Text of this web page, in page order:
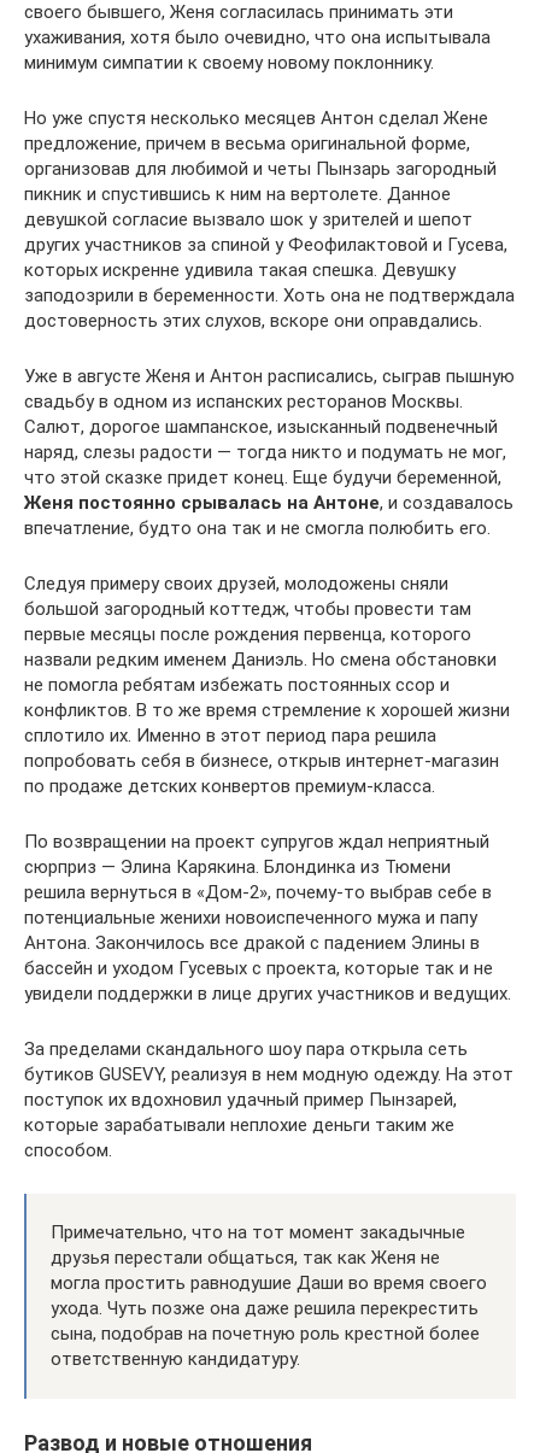
своего бывшего, Женя согласилась принимать эти
ухаживания, хотя было очевидно, что она испытывала
минимум симпатии к своему новому поклоннику.
Но уже спустя несколько месяцев Антон сделал Жене
предложение, причем в весьма оригинальной форме,
организовав для любимой и четы Пынзарь загородный
пикник и спустившись к ним на вертолете. Данное
девушкой согласие вызвало шок у зрителей и шепот
других участников за спиной у Феофилактовой и Гусева,
которых искренне удивила такая спешка. Девушку
заподозрили в беременности. Хоть она не подтверждала
достоверность этих слухов, вскоре они оправдались.
Уже в августе Женя и Антон расписались, сыграв пышную
свадьбу в одном из испанских ресторанов Москвы.
Салют, дорогое шампанское, изысканный подвенечный
наряд, слезы радости — тогда никто и подумать не мог,
что этой сказке придет конец. Еще будучи беременной,
Женя постоянно срывалась на Антоне, и создавалось
впечатление, будто она так и не смогла полюбить его.
Следуя примеру своих друзей, молодожены сняли
большой загородный коттедж, чтобы провести там
первые месяцы после рождения первенца, которого
назвали редким именем Даниэль. Но смена обстановки
не помогла ребятам избежать постоянных ссор и
конфликтов. В то же время стремление к хорошей жизни
сплотило их. Именно в этот период пара решила
попробовать себя в бизнесе, открыв интернет-магазин
по продаже детских конвертов премиум-класса.
По возвращении на проект супругов ждал неприятный
сюрприз — Элина Карякина. Блондинка из Тюмени
решила вернуться в «Дом-2», почему-то выбрав себе в
потенциальные женихи новоиспеченного мужа и папу
Антона. Закончилось все дракой с падением Элины в
бассейн и уходом Гусевых с проекта, которые так и не
увидели поддержки в лице других участников и ведущих.
За пределами скандального шоу пара открыла сеть
бутиков GUSEVY, реализуя в нем модную одежду. На этот
поступок их вдохновил удачный пример Пынзарей,
которые зарабатывали неплохие деньги таким же
способом.
Примечательно, что на тот момент закадычные
друзья перестали общаться, так как Женя не
могла простить равнодушие Даши во время своего
ухода. Чуть позже она даже решила перекрестить
сына, подобрав на почетную роль крестной более
ответственную кандидатуру.
Развод и новые отношения